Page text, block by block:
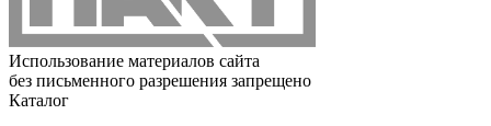
Использование материалов сайта
без письменного разрешения запрещено
Каталог